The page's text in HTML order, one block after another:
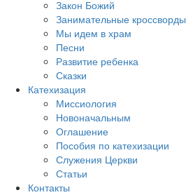
Закон Божий
Занимательные кроссворды
Мы идем в храм
Песни
Развитие ребенка
Сказки
Катехизация
Миссиология
Новоначальным
Оглашение
Пособия по катехизации
Служения Церкви
Статьи
Контакты